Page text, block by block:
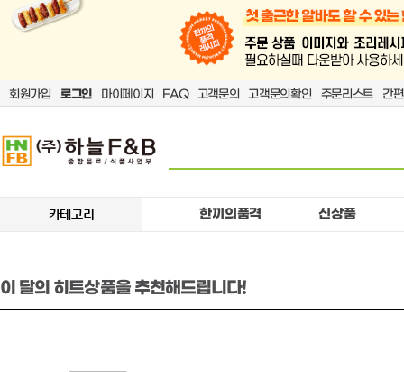
회원가입 로그인 마이페이지 FAQ 고객문의 고객문의확인 주문리스트 간
카테고리 한끼의품격 신상품
이 달의 히트상품을 추천해드립니다!